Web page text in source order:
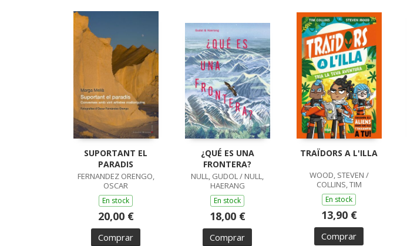
SUPORTANT EL
PARADIS
FERNANDEZ ORENGO,
OSCAR
En stock
20,00 €
Comprar
¿QUÉ ES UNA
FRONTERA?
NULL, GUDOL / NULL,
HAERANG
En stock
18,00 €
Comprar
TRAÏDORS A L'ILLA
WOOD, STEVEN /
COLLINS, TIM
En stock
13,90 €
Comprar